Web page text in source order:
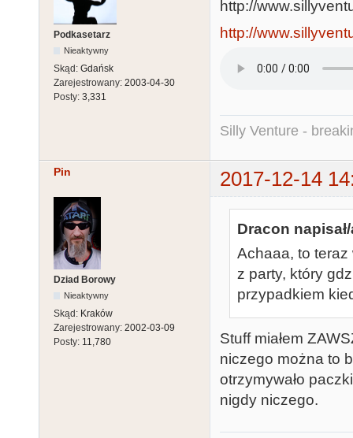
Podkasetarz
Nieaktywny
Skąd: Gdańsk
Zarejestrowany: 2003-04-30
Posty: 3,331
http://
Silly Venture -
Pin 2017-12-14
Dziad Borowy
Nieaktywny
Skąd: Kraków
Zarejestrowany: 2002-03-09
Posty: 11,780
Dracon
Achaaa, to teraz
z party, który
przypadkiem
Stuff miałem
niczego można to
otrzymywało
nigdy niczego.